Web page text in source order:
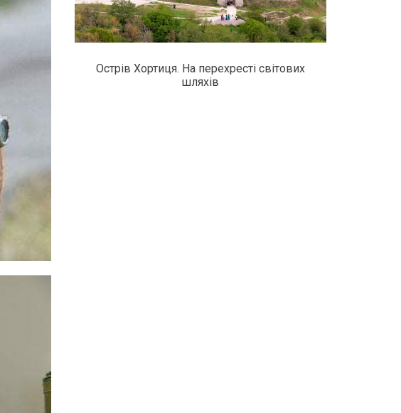
Острів Хортиця. На перехресті світових
шляхів